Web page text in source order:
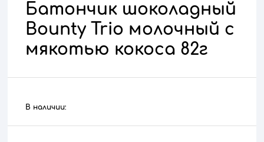
Батончик шоколадный
Bounty Trio молочный с
мякотью кокоса 82г
В наличии: